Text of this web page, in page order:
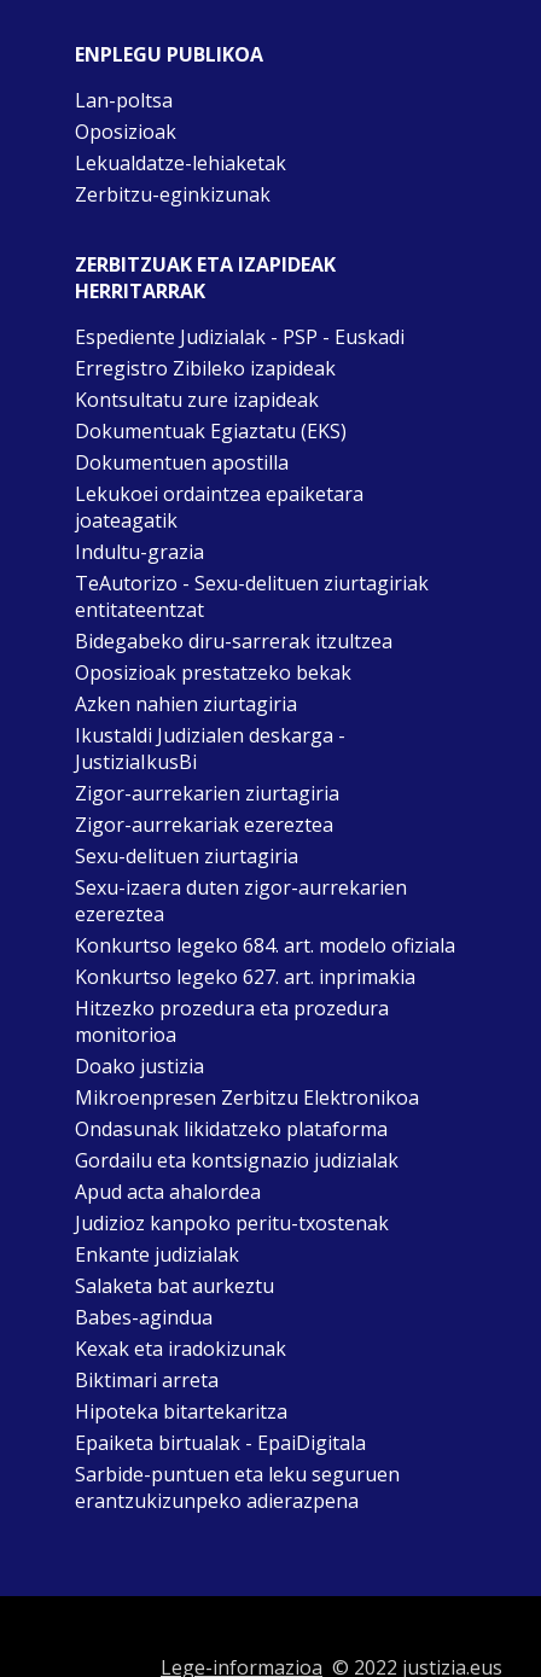
ENPLEGU PUBLIKOA
Lan-poltsa
Oposizioak
Lekualdatze-lehiaketak
Zerbitzu-eginkizunak
ZERBITZUAK ETA IZAPIDEAK
HERRITARRAK
Espediente Judizialak - PSP - Euskadi
Erregistro Zibileko izapideak
Kontsultatu zure izapideak
Dokumentuak Egiaztatu (EKS)
Dokumentuen apostilla
Lekukoei ordaintzea epaiketara
joateagatik
Indultu-grazia
TeAutorizo - Sexu-delituen ziurtagiriak
entitateentzat
Bidegabeko diru-sarrerak itzultzea
Oposizioak prestatzeko bekak
Azken nahien ziurtagiria
Ikustaldi Judizialen deskarga -
JustiziaIkusBi
Zigor-aurrekarien ziurtagiria
Zigor-aurrekariak ezereztea
Sexu-delituen ziurtagiria
Sexu-izaera duten zigor-aurrekarien
ezereztea
Konkurtso legeko 684. art. modelo ofiziala
Konkurtso legeko 627. art. inprimakia
Hitzezko prozedura eta prozedura
monitorioa
Doako justizia
Mikroenpresen Zerbitzu Elektronikoa
Ondasunak likidatzeko plataforma
Gordailu eta kontsignazio judizialak
Apud acta ahalordea
Judizioz kanpoko peritu-txostenak
Enkante judizialak
Salaketa bat aurkeztu
Babes-agindua
Kexak eta iradokizunak
Biktimari arreta
Hipoteka bitartekaritza
Epaiketa birtualak - EpaiDigitala
Sarbide-puntuen eta leku seguruen
erantzukizunpeko adierazpena
Lege-informazioa © 2022 justizia.eus